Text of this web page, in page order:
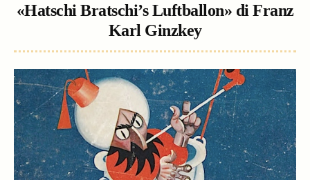
«Hatschi Bratschi’s Luftballon» di Franz
Karl Ginzkey